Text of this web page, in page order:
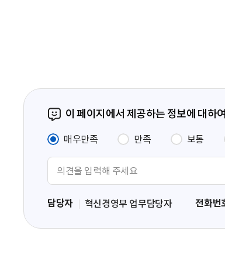
이 페이지에서 제공하는 정보에 대하
매우만족 만족 보통
력
담당자 혁신경영부 업무담당자 전화번